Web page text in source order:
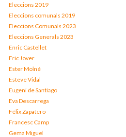
Eleccions 2019
Eleccions comunals 2019
Eleccions Comunals 2023
Eleccions Generals 2023
Enric Castellet
Eric Jover
Ester Molné
Esteve Vidal
Eugeni de Santiago
Eva Descarrega
Fèlix Zapatero
Francesc Camp
Gema Miguel